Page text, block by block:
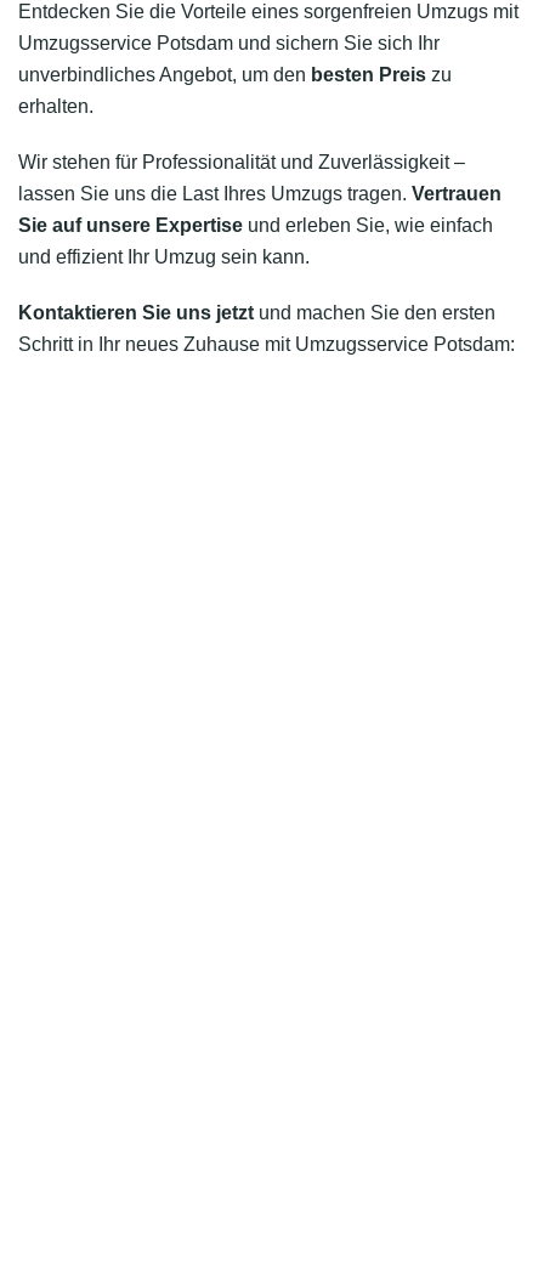
Entdecken Sie die Vorteile eines sorgenfreien Umzugs mit
Umzugsservice Potsdam und sichern Sie sich Ihr
unverbindliches Angebot, um den besten Preis zu
erhalten.
Wir stehen für Professionalität und Zuverlässigkeit –
lassen Sie uns die Last Ihres Umzugs tragen. Vertrauen
Sie auf unsere Expertise und erleben Sie, wie einfach
und effizient Ihr Umzug sein kann.
Kontaktieren Sie uns jetzt und machen Sie den ersten
Schritt in Ihr neues Zuhause mit Umzugsservice Potsdam: